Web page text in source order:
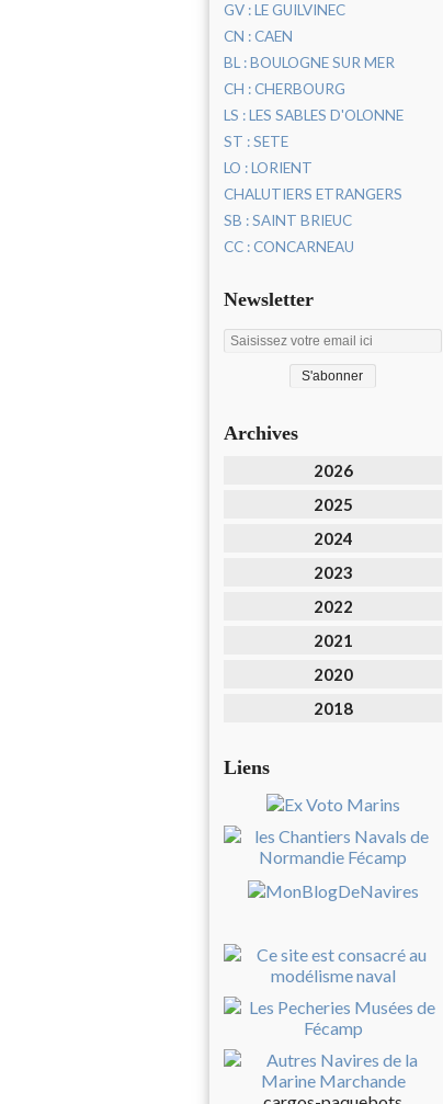
GV : LE GUILVINEC
CN : CAEN
BL : BOULOGNE SUR MER
CH : CHERBOURG
LS : LES SABLES D'OLONNE
ST : SETE
LO : LORIENT
CHALUTIERS ETRANGERS
SB : SAINT BRIEUC
CC : CONCARNEAU
Newsletter
Archives
2026
2025
2024
2023
2022
2021
2020
2018
Liens